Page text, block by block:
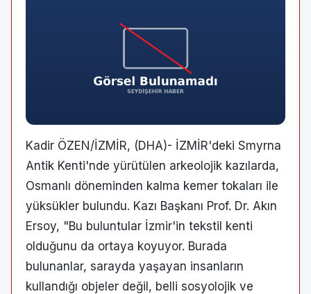
Kadir ÖZEN/İZMİR, (DHA)- İZMİR'deki Smyrna
Antik Kenti'nde yürütülen arkeolojik kazılarda,
Osmanlı döneminden kalma kemer tokaları ile
yüksükler bulundu. Kazı Başkanı Prof. Dr. Akın
Ersoy, "Bu buluntular İzmir'in tekstil kenti
olduğunu da ortaya koyuyor. Burada
bulunanlar, sarayda yaşayan insanların
kullandığı objeler değil, belli sosyolojik ve